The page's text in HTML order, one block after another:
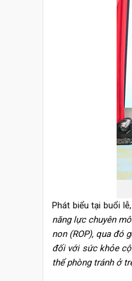
Phát biểu tại buổi
năng lực chuyên
non (ROP), qua đó
đối với sức khỏe
thể phòng tránh ở